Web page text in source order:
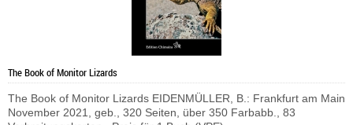
The Book of Monitor Lizards
The Book of Monitor Lizards EIDENMÜLLER, B.: Frankfurt am Main
November 2021, geb., 320 Seiten, über 350 Farbabb., 83